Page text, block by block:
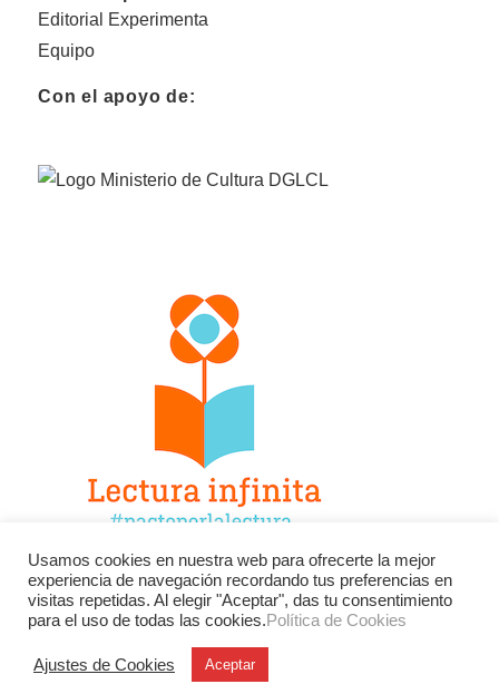
Editorial Experimenta
Equipo
Con el apoyo de:
Facebook Twitter
Instagram
YouTube
LinkedIn Contacto
Usamos cookies en nuestra web para ofrecerte la mejor
experiencia de navegación recordando tus preferencias en
visitas repetidas. Al elegir "Aceptar", das tu consentimiento
para el uso de todas las cookies.Política de Cookies
Ajustes de Cookies Aceptar